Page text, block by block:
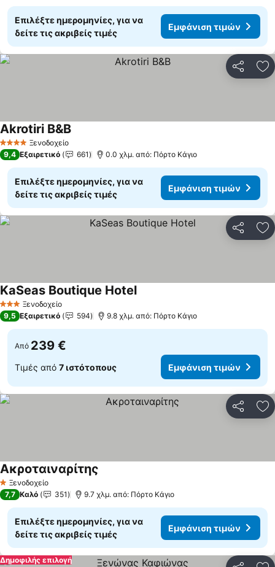
Επιλέξτε ημερομηνίες, για να
δείτε τις ακριβείς τιμές
Εμφάνιση τιμών
4 ΑστέριαΞενοδοχείο
Akrotiri B&B
9,4 Εξαιρετικό 661 0.0 χλμ. από: Πόρτο Κάγιο
Επιλέξτε ημερομηνίες, για να
δείτε τις ακριβείς τιμές
Εμφάνιση τιμών
3 ΑστέριαΞενοδοχείο
KaSeas Boutique Hotel
9,5 Εξαιρετικό 594 9.8 χλμ. από: Πόρτο Κάγιο
Από 239 €
Τιμές από 7 ιστότοπους Εμφάνιση τιμών
1 Αστέρια
Ξενοδοχείο
Ακροταιναρίτης
7,7 Καλό 351 9.7 χλμ. από: Πόρτο Κάγιο
Επιλέξτε ημερομηνίες, για να
δείτε τις ακριβείς τιμές
Εμφάνιση τιμών
Δημοφιλής επιλογή